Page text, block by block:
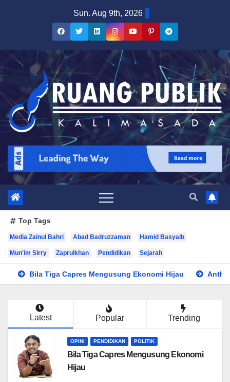
Sun. Aug 9th, 2026
Top Tags
Media Zainul Bahri Abad Badruzzaman Hamid Basyaib
Mun'im Sirry Zaprulkhan Pendidikan Sejarah
Bila Tiga Capres Mengusung Ekonomi Hijau
Latest Popular Trending
OPINI PENDIDIKAN POLITIK
Bila Tiga Capres Mengusung Ekonomi
Hijau